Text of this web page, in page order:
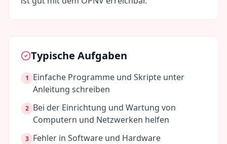
Typische Aufgaben
1
Einfache Programme und Skripte unter
Anleitung schreiben
2 Bei der Einrichtung und Wartung von
Computern und Netzwerken helfen
3 Fehler in Software und Hardware